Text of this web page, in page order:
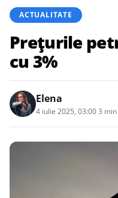
ACTUALITATE
Preţurile
cu 3%
Elena
4 iulie 2025, 03:003